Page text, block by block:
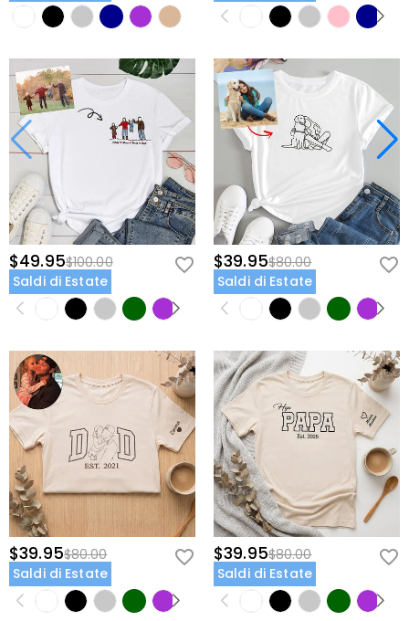
$49.95$100.00
Saldi di Estate
$39.95$80.00
Saldi di Estate
$39.95$80.00
Saldi di Estate
$39.95$80.00
Saldi di Estate